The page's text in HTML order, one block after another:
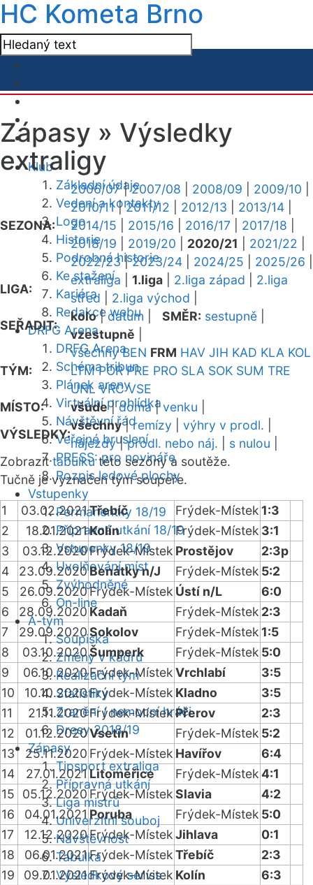
HC Kometa Brno
Klub
Základní údaje
Vedení a kontakty
Logo
Historie
Podrobná historie
Ke stažení
Kariéra
Redakce webu
DRFG Arena
DRFG Arena
Schéma tribun
Plánek areny
Virtuální prohlídka
Návštěvní řád
Veřejné bruslení
PRESS: pro novináře
Rozpis ledové plochy
Vstupenky
Permanentky 18/19
Přípravná utkání 18/19
Vstupenky 18/19
Uvolňování míst
Zvýhodněné
On-line
A-tým
Soupiska
Změny v kádru
Realizační tým
Statistiky
Zranění / nemocní hráči
Dresy 2018/19
Zápasy
Tipsport extraliga
Přípravná utkání
Liga mistrů
Univerzitní souboj
Návštěvnost
Tabulka
Výsledkový servis
Zápasy » Výsledky
extraligy
SEZONA:
2006/07|2007/08 2008/09 2009/10
2010/11|2011/12 2012/13 2013/14
2014/15
2015/16 2016/17 2017/18
2018/19
2019/20 2020/21 2021/22
2022/23|2023/24 2024/25 2025/26
LIGA:
extraliga 1.liga 2.liga západ
2.liga
střed
2.liga východ
SEŘADIT:
kolo|datum SMĚR: sestupně
vzestupně
TÝM:
všechny BEN FRM HAV JIH KAD KLA KOL
LTM POR PRE PRO SLA SOK SUM TRE
UNL VRC VSE
MÍSTO:
všude|doma|venku
VÝSLEDKY:
všechny|remízy výhry v prodl.
nájezdy|prodl. nebo náj. s nulou
Zobrazittabulkutéto sezóny a soutěže.
Tučně je vyznačen tým soupeře.
1 03.02.2021Třebíč Frýdek-Místek 1:3
2
18.01.2021Kolín Frýdek-Místek 3:1
3
03.12.2020Frýdek-Místek Prostějov
2:3p
4
23.09.2020 Benátky n/J Frýdek-Místek 5:2
5
26.09.2020Frýdek-Místek Ústí n/L
6:0
6
28.09.2020 Kadaň Frýdek-Místek 2:3
7
29.09.2020Sokolov Frýdek-Místek 1:5
8
03.10.2020Šumperk Frýdek-Místek 5:0
9
06.10.2020Frýdek-MístekVrchlabí
3:5
10
10.10.2020Frýdek-Místek Kladno
3:5
11
21.11.2020Frýdek-MístekPřerov
2:3
12
01.12.2020Vsetín Frýdek-Místek 5:2
13
25.11.2020 Frýdek-Místek Havířov
6:4
14
27.01.2021Litoměřice Frýdek-Místek4:1
15
05.12.2020Frýdek-MístekSlavia
4:2
16
04.01.2021 Poruba Frýdek-Místek 5:0
17
12.12.2020Frýdek-MístekJihlava
0:1
18
06.01.2021Frýdek-MístekTřebíč
2:3
19
09.01.2021Frýdek-Místek Kolín
6:3